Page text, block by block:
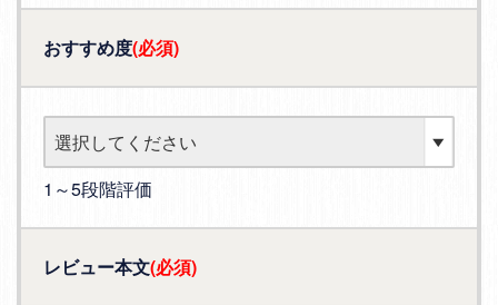
おすすめ度(必須)
1～5段階評価
レビュー本文(必須)